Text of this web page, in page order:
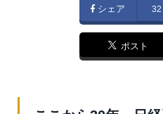
シェア 32
ポスト